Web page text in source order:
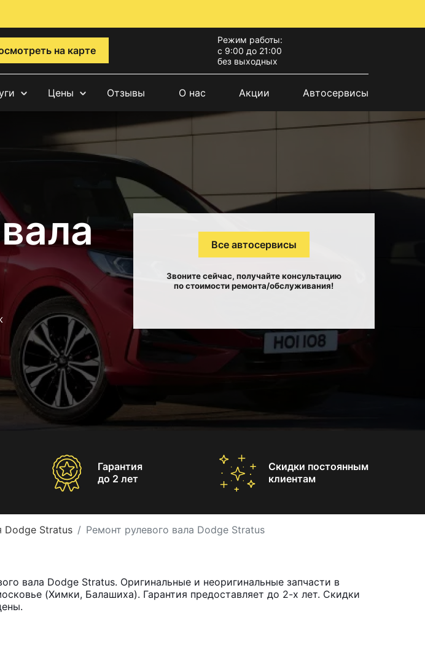
на карте
Режим работы:
с 9:00 до 21:00
без выходных
Цены Отзывы О нас Акции Автосервисы
Все автосервисы
Звоните сейчас, получайте консультацию
по стоимости ремонта/обслуживания!
Гарантия
до 2 лет
Скидки постоянным
клиентам
Dodge Stratus Ремонт рулевого вала Dodge Stratus
вала Dodge Stratus. Оригинальные и неоригинальные запчасти в
(Химки, Балашиха). Гарантия предоставляет до 2-х лет. Скидки